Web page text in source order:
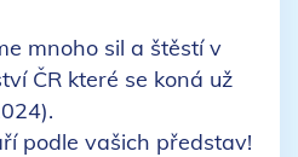
mnoho sil a štěstí v
ČR které se koná už
podle vašich představ!